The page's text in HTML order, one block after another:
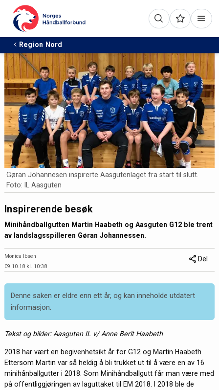
Region Nord
Gøran Johannesen inspirerte Aasgutenlaget fra start til slutt.
Foto: IL Aasguten
Inspirerende besøk
Minihåndballgutten Martin Haabeth og Aasguten G12 ble trent
av landslagsspilleren Gøran Johannessen.
Monica Ibsen
09.10.18 kl. 10:38
Del
Denne saken er eldre enn ett år, og kan inneholde utdatert
informasjon.
Tekst og bilder: Aasguten IL v/ Anne Berit Haabeth
2018 har vært en begivenhetsikt år for G12 og Martin Haabeth.
Ettersom Martin var så heldig å bli trukket ut til å være en av 16
minihånballgutter i 2018. Som Minihåndballgutt får man være med
på offentliggjøringen av laguttaket til EM 2018. I 2018 ble de